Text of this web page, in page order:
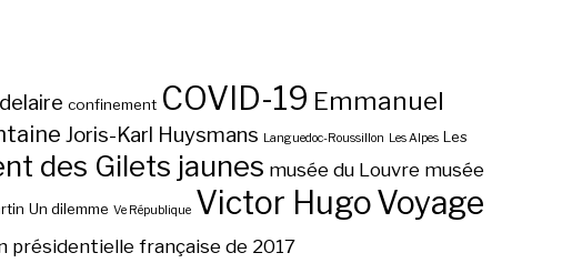
confinement COVID-19 Emmanuel
Joris-Karl Huysmans Languedoc-Roussillon Les Alpes Les
des Gilets jaunes musée du Louvre musée
Un dilemme Ve République Victor HugoVoyage
présidentielle française de 2017